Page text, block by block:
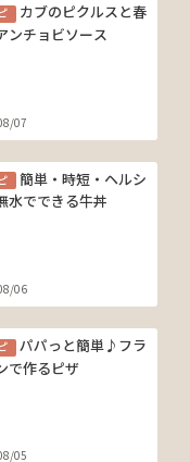
カブのピクルスと春
ンチョビソース
07
簡単・時短・ヘルシ
水でできる牛丼
06
パパっと簡単♪フラ
で作るピザ
05